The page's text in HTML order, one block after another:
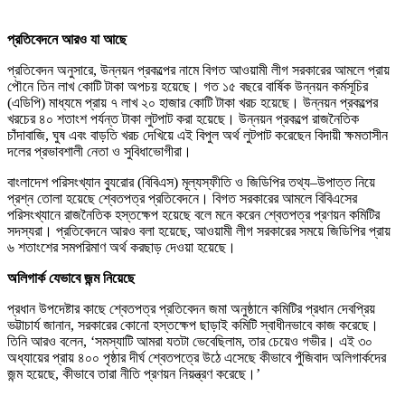
প্রতিবেদনে আরও যা আছে
প্রতিবেদন অনুসারে, উন্নয়ন প্রকল্পের নামে বিগত আওয়ামী লীগ সরকারের আমলে প্রায়
পৌনে তিন লাখ কোটি টাকা অপচয় হয়েছে। গত ১৫ বছরে বার্ষিক উন্নয়ন কর্মসূচির
(এডিপি) মাধ্যমে প্রায় ৭ লাখ ২০ হাজার কোটি টাকা খরচ হয়েছে। উন্নয়ন প্রকল্পের
খরচের ৪০ শতাংশ পর্যন্ত টাকা লুটপাট করা হয়েছে। উন্নয়ন প্রকল্পে রাজনৈতিক
চাঁদাবাজি, ঘুষ এবং বাড়তি খরচ দেখিয়ে এই বিপুল অর্থ লুটপাট করেছেন বিদায়ী ক্ষমতাসীন
দলের প্রভাবশালী নেতা ও সুবিধাভোগীরা।
বাংলাদেশ পরিসংখ্যান ব্যুরোর (বিবিএস) মূল্যস্ফীতি ও জিডিপির তথ্য–উপাত্ত নিয়ে
প্রশ্ন তোলা হয়েছে শ্বেতপত্র প্রতিবেদনে। বিগত সরকারের আমলে বিবিএসের
পরিসংখ্যানে রাজনৈতিক হস্তক্ষেপ হয়েছে বলে মনে করেন শ্বেতপত্র প্রণয়ন কমিটির
সদস্যরা। প্রতিবেদনে আরও বলা হয়েছে, আওয়ামী লীগ সরকারের সময়ে জিডিপির প্রায়
৬ শতাংশের সমপরিমাণ অর্থ করছাড় দেওয়া হয়েছে।
অলিগার্ক যেভাবে জন্ম নিয়েছে
প্রধান উপদেষ্টার কাছে শ্বেতপত্র প্রতিবেদন জমা অনুষ্ঠানে কমিটির প্রধান দেবপ্রিয়
ভট্টাচার্য জানান, সরকারের কোনো হস্তক্ষেপ ছাড়াই কমিটি স্বাধীনভাবে কাজ করেছে।
তিনি আরও বলেন, ‘সমস্যাটি আমরা যতটা ভেবেছিলাম, তার চেয়েও গভীর। এই ৩০
অধ্যায়ের প্রায় ৪০০ পৃষ্ঠার দীর্ঘ শ্বেতপত্রে উঠে এসেছে কীভাবে পুঁজিবাদ অলিগার্কদের
জন্ম হয়েছে, কীভাবে তারা নীতি প্রণয়ন নিয়ন্ত্রণ করেছে।’